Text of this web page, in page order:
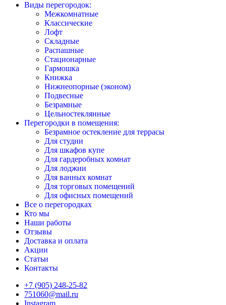
Виды перегородок:
Межкомнатные
Классические
Лофт
Складные
Распашные
Стационарные
Гармошка
Книжка
Нижнеопорные (эконом)
Подвесные
Безрамные
Цельностеклянные
Перегородки в помещения:
Безрамное остекление для террасы
Для студии
Для шкафов купе
Для гардеробных комнат
Для лоджии
Для ванных комнат
Для торговых помещений
Для офисных помещений
Все о перегородках
Кто мы
Наши работы
Отзывы
Доставка и оплата
Акции
Статьи
Контакты
+7 (905) 248-25-82
751060@mail.ru
Instagram